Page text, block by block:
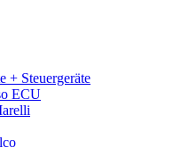
+ Steuergeräte
ECU